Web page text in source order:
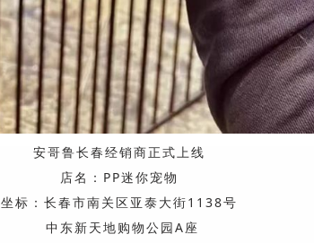
安哥鲁长春经销商正式上线
店名：PP迷你宠物
坐标：长春市南关区亚泰大街1138号
中东新天地购物公园A座